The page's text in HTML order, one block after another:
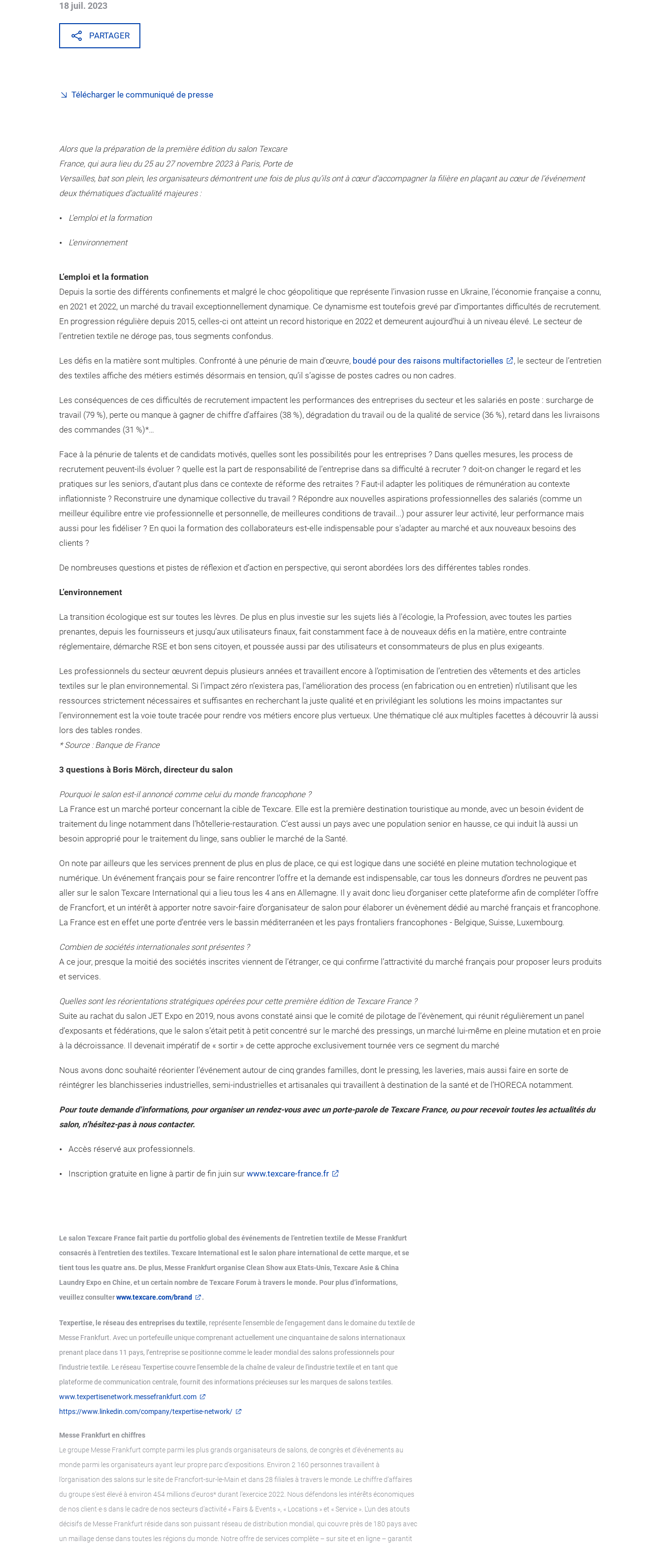
18 juil. 2023
PARTAGER
Télécharger le communiqué de presse
Alors que la préparation de la première édition du salon Texcare
France, qui aura lieu du 25 au 27 novembre 2023 à Paris, Porte de
Versailles, bat son plein, les organisateurs démontrent une fois de plus qu’ils ont à cœur d’accompagner la filière en plaçant au cœur de l’événement
deux thématiques d’actualité majeures :
L’emploi et la formation
L’environnement
L’emploi et la formation
Depuis la sortie des différents confinements et malgré le choc géopolitique que représente l’invasion russe en Ukraine, l’économie française a connu,
en 2021 et 2022, un marché du travail exceptionnellement dynamique. Ce dynamisme est toutefois grevé par d’importantes difficultés de recrutement.
En progression régulière depuis 2015, celles‑ci ont atteint un record historique en 2022 et demeurent aujourd’hui à un niveau élevé. Le secteur de
l’entretien textile ne déroge pas, tous segments confondus.
Les défis en la matière sont multiples. Confronté à une pénurie de main d’œuvre, boudé pour des raisons multifactorielles
, le secteur de l’entretien
des textiles affiche des métiers estimés désormais en tension, qu’il s’agisse de postes cadres ou non cadres.
Les conséquences de ces difficultés de recrutement impactent les performances des entreprises du secteur et les salariés en poste : surcharge de
travail (79 %), perte ou manque à gagner de chiffre d’affaires (38 %), dégradation du travail ou de la qualité de service (36 %), retard dans les livraisons
des commandes (31 %)*…
Face à la pénurie de talents et de candidats motivés, quelles sont les possibilités pour les entreprises ? Dans quelles mesures, les process de
recrutement peuvent-ils évoluer ? quelle est la part de responsabilité de l’entreprise dans sa difficulté à recruter ? doit-on changer le regard et les
pratiques sur les seniors, d’autant plus dans ce contexte de réforme des retraites ? Faut-il adapter les politiques de rémunération au contexte
inflationniste ? Reconstruire une dynamique collective du travail ? Répondre aux nouvelles aspirations professionnelles des salariés (comme un
meilleur équilibre entre vie professionnelle et personnelle, de meilleures conditions de travail...) pour assurer leur activité, leur performance mais
aussi pour les fidéliser ? En quoi la formation des collaborateurs est-elle indispensable pour s'adapter au marché et aux nouveaux besoins des
clients ?
De nombreuses questions et pistes de réflexion et d’action en perspective, qui seront abordées lors des différentes tables rondes.
L’environnement
La transition écologique est sur toutes les lèvres. De plus en plus investie sur les sujets liés à l'écologie, la Profession, avec toutes les parties
prenantes, depuis les fournisseurs et jusqu’aux utilisateurs finaux, fait constamment face à de nouveaux défis en la matière, entre contrainte
réglementaire, démarche RSE et bon sens citoyen, et poussée aussi par des utilisateurs et consommateurs de plus en plus exigeants.
Les professionnels du secteur œuvrent depuis plusieurs années et travaillent encore à l’optimisation de l’entretien des vêtements et des articles
textiles sur le plan environnemental. Si l'impact zéro n’existera pas, l'amélioration des process (en fabrication ou en entretien) n'utilisant que les
ressources strictement nécessaires et suffisantes en recherchant la juste qualité et en privilégiant les solutions les moins impactantes sur
l’environnement est la voie toute tracée pour rendre vos métiers encore plus vertueux. Une thématique clé aux multiples facettes à découvrir là aussi
lors des tables rondes.
* Source : Banque de France
3 questions à Boris Mörch, directeur du salon
Pourquoi le salon est-il annoncé comme celui du monde francophone ?
La France est un marché porteur concernant la cible de Texcare. Elle est la première destination touristique au monde, avec un besoin évident de
traitement du linge notamment dans l’hôtellerie-restauration. C’est aussi un pays avec une population senior en hausse, ce qui induit là aussi un
besoin approprié pour le traitement du linge, sans oublier le marché de la Santé.
On note par ailleurs que les services prennent de plus en plus de place, ce qui est logique dans une société en pleine mutation technologique et
numérique. Un événement français pour se faire rencontrer l’offre et la demande est indispensable, car tous les donneurs d’ordres ne peuvent pas
aller sur le salon Texcare International qui a lieu tous les 4 ans en Allemagne. Il y avait donc lieu d’organiser cette plateforme afin de compléter l’offre
de Francfort, et un intérêt à apporter notre savoir-faire d’organisateur de salon pour élaborer un évènement dédié au marché français et francophone.
La France est en effet une porte d’entrée vers le bassin méditerranéen et les pays frontaliers francophones - Belgique, Suisse, Luxembourg.
Combien de sociétés internationales sont présentes ?
A ce jour, presque la moitié des sociétés inscrites viennent de l’étranger, ce qui confirme l’attractivité du marché français pour proposer leurs produits
et services.
Quelles sont les réorientations stratégiques opérées pour cette première édition de Texcare France ?
Suite au rachat du salon JET Expo en 2019, nous avons constaté ainsi que le comité de pilotage de l’évènement, qui réunit régulièrement un panel
d’exposants et fédérations, que le salon s’était petit à petit concentré sur le marché des pressings, un marché lui-même en pleine mutation et en proie
à la décroissance. Il devenait impératif de « sortir » de cette approche exclusivement tournée vers ce segment du marché
Nous avons donc souhaité réorienter l’événement autour de cinq grandes familles, dont le pressing, les laveries, mais aussi faire en sorte de
réintégrer les blanchisseries industrielles, semi-industrielles et artisanales qui travaillent à destination de la santé et de l’HORECA notamment.
Pour toute demande d’informations, pour organiser un rendez-vous avec un porte-parole de Texcare France, ou pour recevoir toutes les actualités du
salon, n’hésitez-pas à nous contacter.
Accès réservé aux professionnels.
Inscription gratuite en ligne à partir de fin juin sur www.texcare-france.fr
Le salon Texcare France fait partie du portfolio global des événements de l’entretien textile de Messe Frankfurt
consacrés à l’entretien des textiles. Texcare International est le salon phare international de cette marque, et se
tient tous les quatre ans. De plus, Messe Frankfurt organise Clean Show aux Etats-Unis, Texcare Asie & China
Laundry Expo en Chine, et un certain nombre de Texcare Forum à travers le monde. Pour plus d’informations,
veuillez consulterwww.texcare.com/brand .
Texpertise, le réseau des entreprises du textile, représente l'ensemble de l'engagement dans le domaine du textile de
Messe Frankfurt. Avec un portefeuille unique comprenant actuellement une cinquantaine de salons internationaux
prenant place dans 11 pays, l’entreprise se positionne comme le leader mondial des salons professionnels pour
l'industrie textile. Le réseau Texpertise couvre l'ensemble de la chaîne de valeur de l'industrie textile et en tant que
plateforme de communication centrale, fournit des informations précieuses sur les marques de salons textiles.
www.texpertisenetwork.messefrankfurt.com
https://www.linkedin.com/company/texpertise-network/
Messe Frankfurt en chiffres
Le groupe Messe Frankfurt compte parmi les plus grands organisateurs de salons, de congrès et d’événements au
monde parmi les organisateurs ayant leur propre parc d’expositions. Environ 2 160 personnes travaillent à
l’organisation des salons sur le site de Francfort-sur-le-Main et dans 28 filiales à travers le monde. Le chiffre d’affaires
du groupe s’est élevé à environ 454 millions d’euros* durant l’exercice 2022. Nous défendons les intérêts économiques
de nos client·e·s dans le cadre de nos secteurs d’activité « Fairs & Events », « Locations » et « Service ». L’un des atouts
décisifs de Messe Frankfurt réside dans son puissant réseau de distribution mondial, qui couvre près de 180 pays avec
un maillage dense dans toutes les régions du monde. Notre offre de services complète – sur site et en ligne – garantit